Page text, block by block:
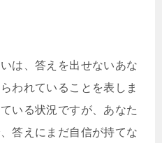
は、答えを出せないあな
われていることを表しま
いる状況ですが、あなた
答えにまだ自信が持てな